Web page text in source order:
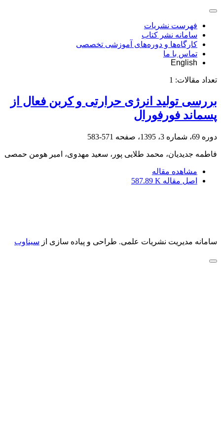
فهرست نشریات
سامانه نشر کتاب
کارگاه‌ها و دوره‌های آموزشی تخصصی
تماس با ما
English
تعداد مقالات: 1
بررسی تولید انرژی حرارتی و کربن فعال از
پسماند فورفورال
دوره 69، شماره 3، 1395، صفحه 571-583
فاطمه جدیدیان، محمد طلایی پور، سعید مهدوی، امیر هومن حمصی
مشاهده مقاله
اصل مقاله 587.89 K
سامانه مدیریت نشریات علمی. طراحی و پیاده سازی از سیناوب